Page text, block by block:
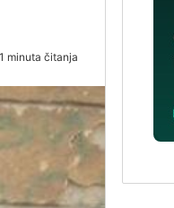
1 minuta čitanja